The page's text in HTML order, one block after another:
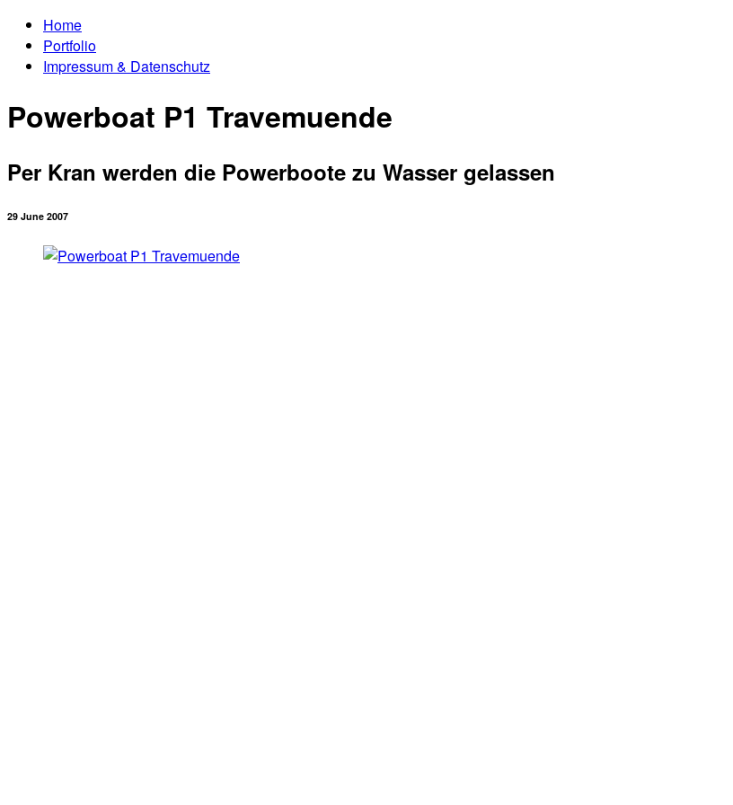
Home
Portfolio
Impressum & Datenschutz
Powerboat P1 Travemuende
Per Kran werden die Powerboote zu Wasser gelassen
29 June 2007